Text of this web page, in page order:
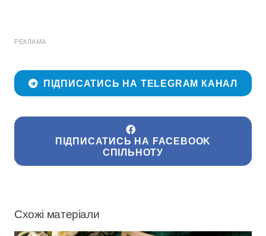
РЕКЛАМА
ПІДПИСАТИСЬ НА TELEGRAM КАНАЛ
ПІДПИСАТИСЬ НА FACEBOOK
СПІЛЬНОТУ
Схожі матеріали